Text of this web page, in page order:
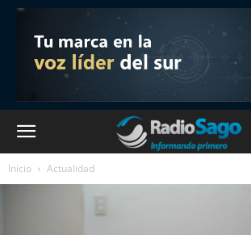
Inicio Actualidad